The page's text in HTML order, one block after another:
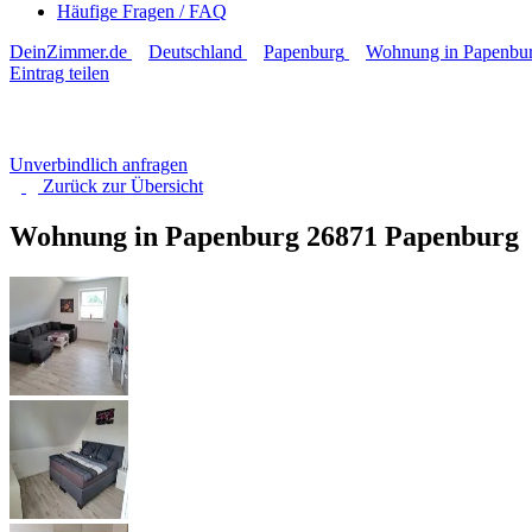
Häufige Fragen / FAQ
DeinZimmer.de
Deutschland Papenburg
Wohnung in
Eintrag teilen
Unverbindlich anfragen
Zurück zurÜbersicht
Wohnung in Papenburg 26871 Papenburg